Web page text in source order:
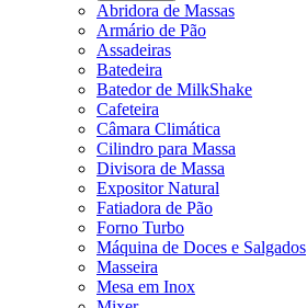
Abridora de Massas
Armário de Pão
Assadeiras
Batedeira
Batedor de MilkShake
Cafeteira
Câmara Climática
Cilindro para Massa
Divisora de Massa
Expositor Natural
Fatiadora de Pão
Forno Turbo
Máquina de Doces e Salgados
Masseira
Mesa em Inox